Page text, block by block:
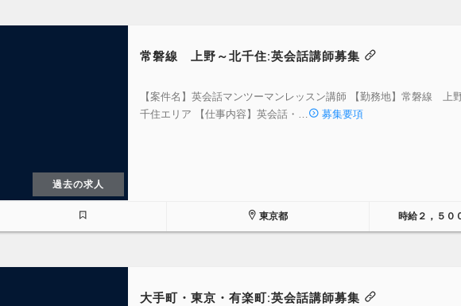
過去の求人
常磐線 上野～北千住:英会話講師募集
【案件名】英会話マンツーマンレッスン講師 【勤務地】常磐線 上
千住エリア 【仕事内容】英会話・…
募集要項
東京都 時給２，５０
大手町・東京・有楽町:英会話講師募集